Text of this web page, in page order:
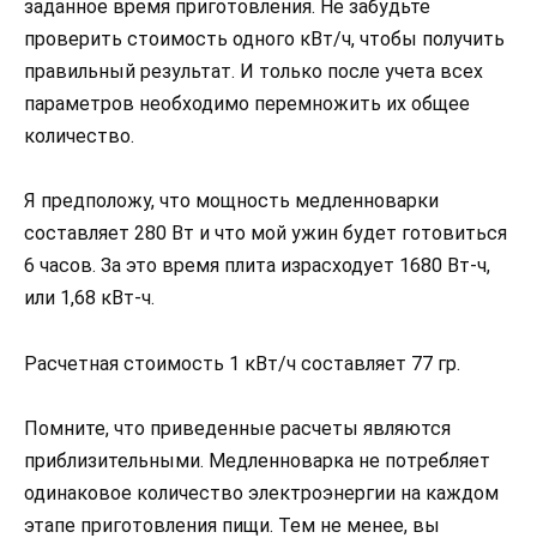
заданное время приготовления. Не забудьте
проверить стоимость одного кВт/ч, чтобы получить
правильный результат. И только после учета всех
параметров необходимо перемножить их общее
количество.
Я предположу, что мощность медленноварки
составляет 280 Вт и что мой ужин будет готовиться
6 часов. За это время плита израсходует 1680 Вт-ч,
или 1,68 кВт-ч.
Расчетная стоимость 1 кВт/ч составляет 77 гр.
Помните, что приведенные расчеты являются
приблизительными. Медленноварка не потребляет
одинаковое количество электроэнергии на каждом
этапе приготовления пищи. Тем не менее, вы